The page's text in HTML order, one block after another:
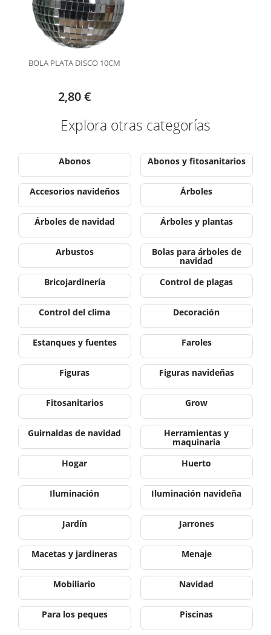
BOLA PLATA DISCO 10CM
2,80 €
Explora otras categorías
Abonos Abonos y fitosanitarios
Accesorios navideños Árboles
Árboles de navidad Árboles y plantas
Arbustos Bolas para árboles de
navidad
Bricojardinería
Control de plagas
Control del clima Decoración
Estanques y fuentes Faroles
Figuras Figuras navideñas
Fitosanitarios Grow
Guirnaldas de navidad Herramientas y
maquinaria
Hogar
Huerto
Iluminación Iluminación navideña
Jardín Jarrones
Macetas y jardineras Menaje
Mobiliario Navidad
Para los peques Piscinas